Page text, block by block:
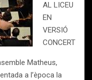
AL LICEU
EN
VERSIÓ
CONCERT
Matheus,
a l’època la